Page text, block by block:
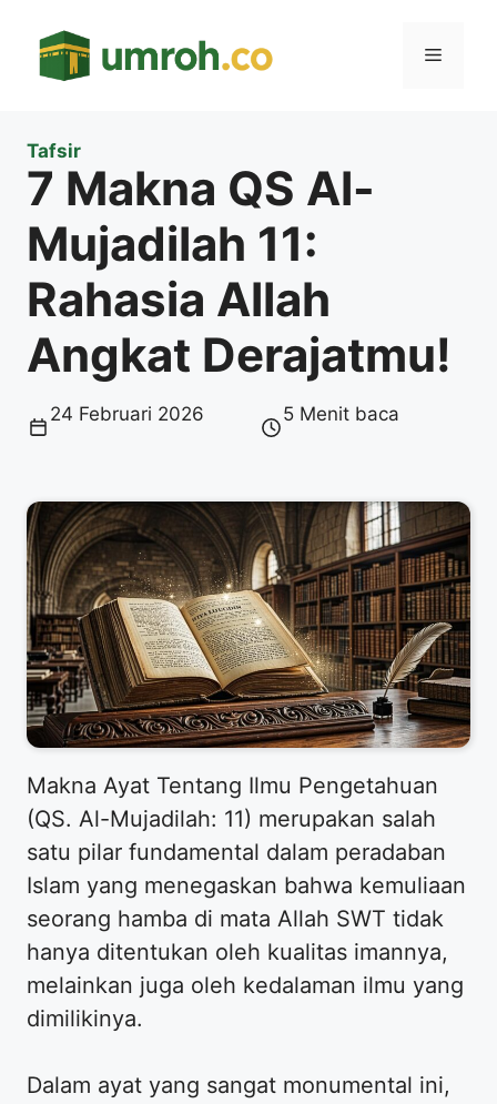
Menu
Tafsir
7 Makna QS Al-
Mujadilah 11:
Rahasia Allah
Angkat Derajatmu!
24 Februari 2026 5 Menit baca
Makna Ayat Tentang Ilmu Pengetahuan
(QS. Al-Mujadilah: 11) merupakan salah
satu pilar fundamental dalam peradaban
Islam yang menegaskan bahwa kemuliaan
seorang hamba di mata Allah SWT tidak
hanya ditentukan oleh kualitas imannya,
melainkan juga oleh kedalaman ilmu yang
dimilikinya.
Dalam ayat yang sangat monumental ini,